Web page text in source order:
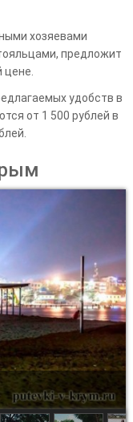
хозяевами
предложит
цене.
удобств в
от 1 500 рублей в